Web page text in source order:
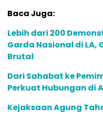
Baca Juga:
Lebih dari 200
Garda Nasional di LA,
Brutal
Dari Sahabat ke
Perkuat Hubungan di
Kejaksaan Agung